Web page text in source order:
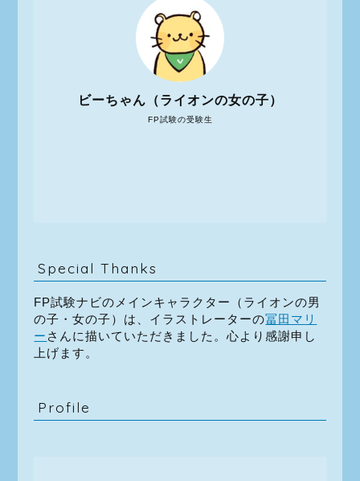
FP試験の受験生
ビーちゃん（ライオンの女の子）
Special Thanks
FP試験ナビのメインキャラクター（ライオンの男
の子・女の子）は、イラストレーターの冨田マリ
ー さんに描いていただきました。心より感謝申し
上げます。
Profile